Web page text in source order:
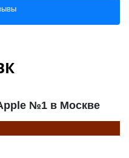
№1 в Москве